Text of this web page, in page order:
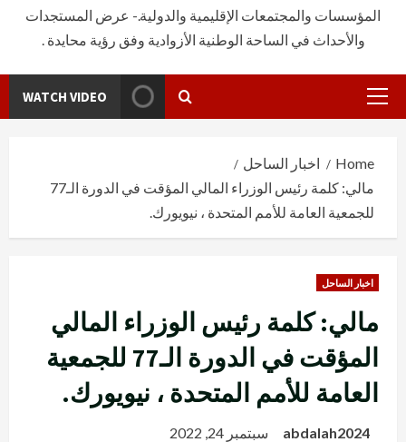
المؤسسات والمجتمعات الإقليمية والدولية.- عرض المستجدات
والأحداث في الساحة الوطنية الأزوادية وفق رؤية محايدة .
Primary
WATCH VIDEO
Home
اخبار الساحل
مالي: كلمة رئيس الوزراء المالي المؤقت في الدورة الـ77
للجمعية العامة للأمم المتحدة ، نيويورك.
اخبار الساحل
مالي: كلمة رئيس الوزراء المالي
المؤقت في الدورة الـ77 للجمعية
العامة للأمم المتحدة ، نيويورك.
abdalah2024 سبتمبر 24, 2022